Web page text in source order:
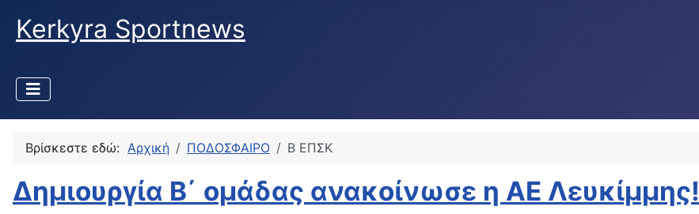
Kerkyra Sportnews
Βρίσκεστε εδώ: Αρχική ΠΟΔΟΣΦΑΙΡΟ Β ΕΠΣΚ
Δημιουργία Β΄ ομάδας ανακοίνωσε η ΑΕ Λευκίμμης!